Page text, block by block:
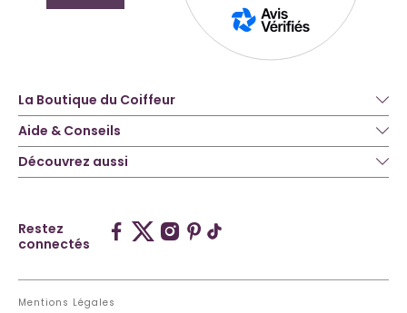
La Boutique du Coiffeur
Aide & Conseils
Découvrez aussi
Restez
connectés
Mentions Légales